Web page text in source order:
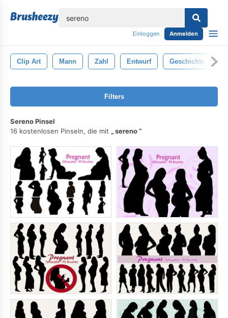
Einloggen Anmelden
Clip Art Mann Zahl Entwurf Geschichte
Filters
Sereno Pinsel
16 kostenlosen Pinseln, die mit
sereno